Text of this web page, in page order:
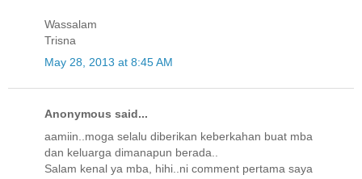
Wassalam
Trisna
May 28, 2013 at 8:45 AM
Anonymous said...
aamiin..moga selalu diberikan keberkahan buat mba
dan keluarga dimanapun berada..
Salam kenal ya mba, hihi..ni comment pertama saya